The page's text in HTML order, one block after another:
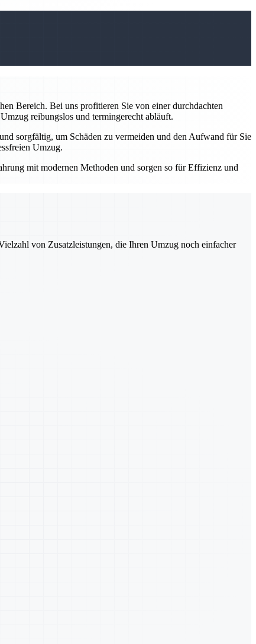
Bereich. Bei uns profitieren Sie von einer durchdachten
reibungslos und termingerecht abläuft.
sorgfältig, um Schäden zu vermeiden und den Aufwand für Sie
Umzug.
mit modernen Methoden und sorgen so für Effizienz und
von Zusatzleistungen, die Ihren Umzug noch einfacher